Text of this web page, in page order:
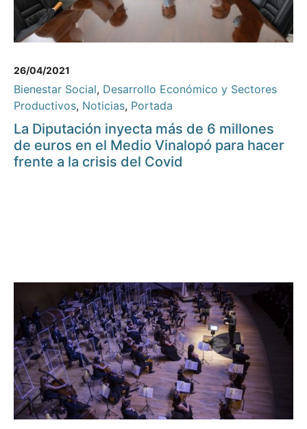
26/04/2021
Bienestar Social, Desarrollo Económico y Sectores
Productivos, Noticias, Portada
La Diputación inyecta más de 6 millones
de euros en el Medio Vinalopó para hacer
frente a la crisis del Covid